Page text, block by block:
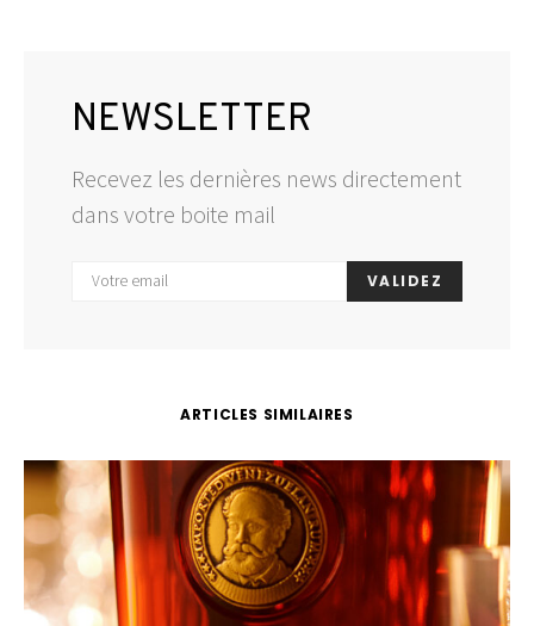
NEWSLETTER
Recevez les dernières news directement
dans votre boite mail
VALIDEZ
ARTICLES SIMILAIRES